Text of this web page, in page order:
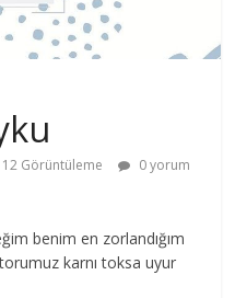
Görüntüleme
0 yorum
benim en zorlandığım
karnı toksa uyur